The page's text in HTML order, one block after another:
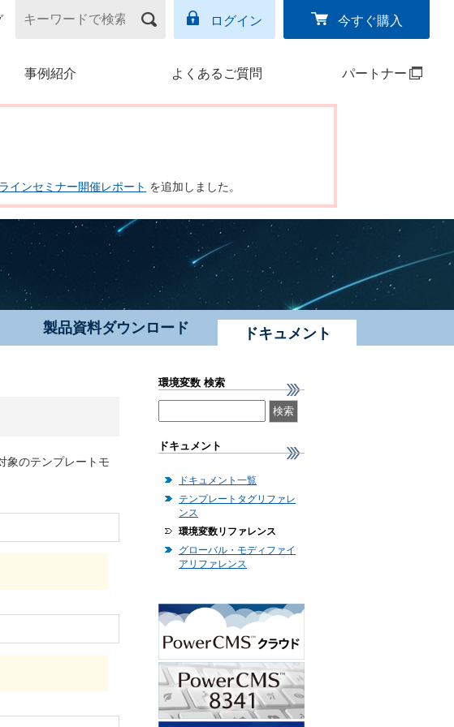
ログイン 今すぐ購入
事例紹介 よくあるご質問 パートナー
ウで開く)
インセミナー開催レポート を追加しました。
製品資料ダウンロード ドキュメント
象のテンプレートモ
環境変数 検索
ドキュメント
ドキュメント一覧
テンプレートタグリファレ
ンス
環境変数リファレンス
グローバル・モディファイ
アリファレンス